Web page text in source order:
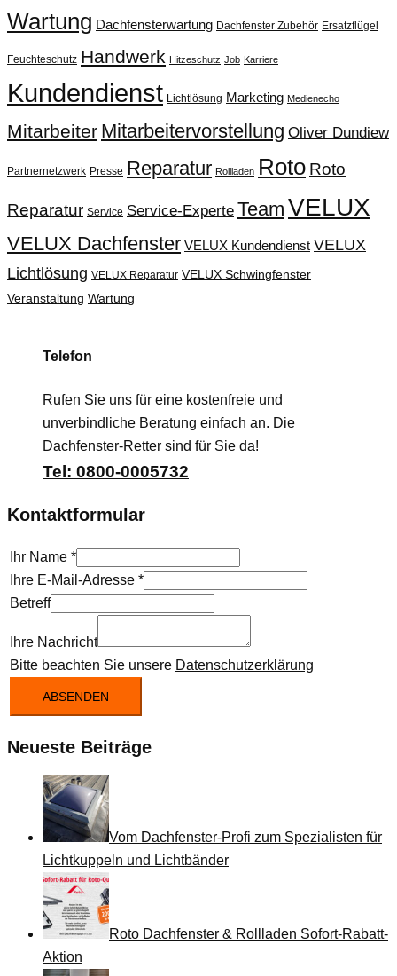
Wartung Dachfensterwartung Dachfenster Zubehör Ersatzflügel
Feuchteschutz Handwerk Hitzeschutz Job Karriere
Kundendienst Lichtlösung Marketing Medienecho
Mitarbeiter Mitarbeitervorstellung Oliver Dundiew
Partnernetzwerk Presse Reparatur Rollladen Roto Roto
Reparatur Service Service-Experte Team VELUX
VELUX Dachfenster VELUX Kundendienst VELUX
Lichtlösung VELUX Reparatur VELUX Schwingfenster
Veranstaltung Wartung
Telefon
Rufen Sie uns für eine kostenfreie und
unverbindliche Beratung einfach an. Die
Dachfenster-Retter sind für Sie da!
Tel: 0800-0005732
Kontaktformular
Ihr Name *
Ihre E-Mail-Adresse *
Betreff
Ihre Nachricht
Bitte beachten Sie unsere Datenschutzerklärung
ABSENDEN
Neueste Beiträge
Vom Dachfenster-Profi zum Spezialisten für
Lichtkuppeln und Lichtbänder
Roto Dachfenster & Rollladen Sofort-Rabatt-
Aktion